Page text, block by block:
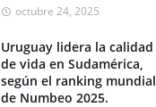
octubre 24, 2025
Uruguay lidera la calidad
de vida en Sudamérica,
según el ranking mundial
de Numbeo 2025.